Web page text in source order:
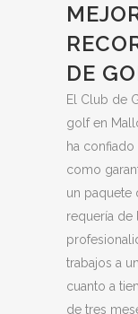
DE
El Club de
golf en
ha confiado
como
un paquete
requería de
trabajos a
cuanto a
de tres